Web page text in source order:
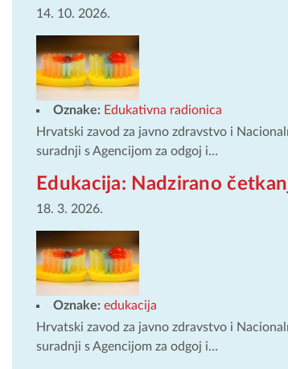
14. 10. 2026.
Oznake: Edukativna radionica
Hrvatski zavod za javno zdravstvo i
suradnji s Agencijom za odgoj i…
Edukacija: Nadzirano
18. 3. 2026.
Oznake: edukacija
Hrvatski zavod za javno zdravstvo i
suradnji s Agencijom za odgoj i…